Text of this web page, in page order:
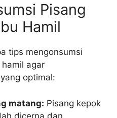
Pisang
Hamil
tips mengonsumsi
agar
optimal:
matang: Pisang kepok
dicerna dan